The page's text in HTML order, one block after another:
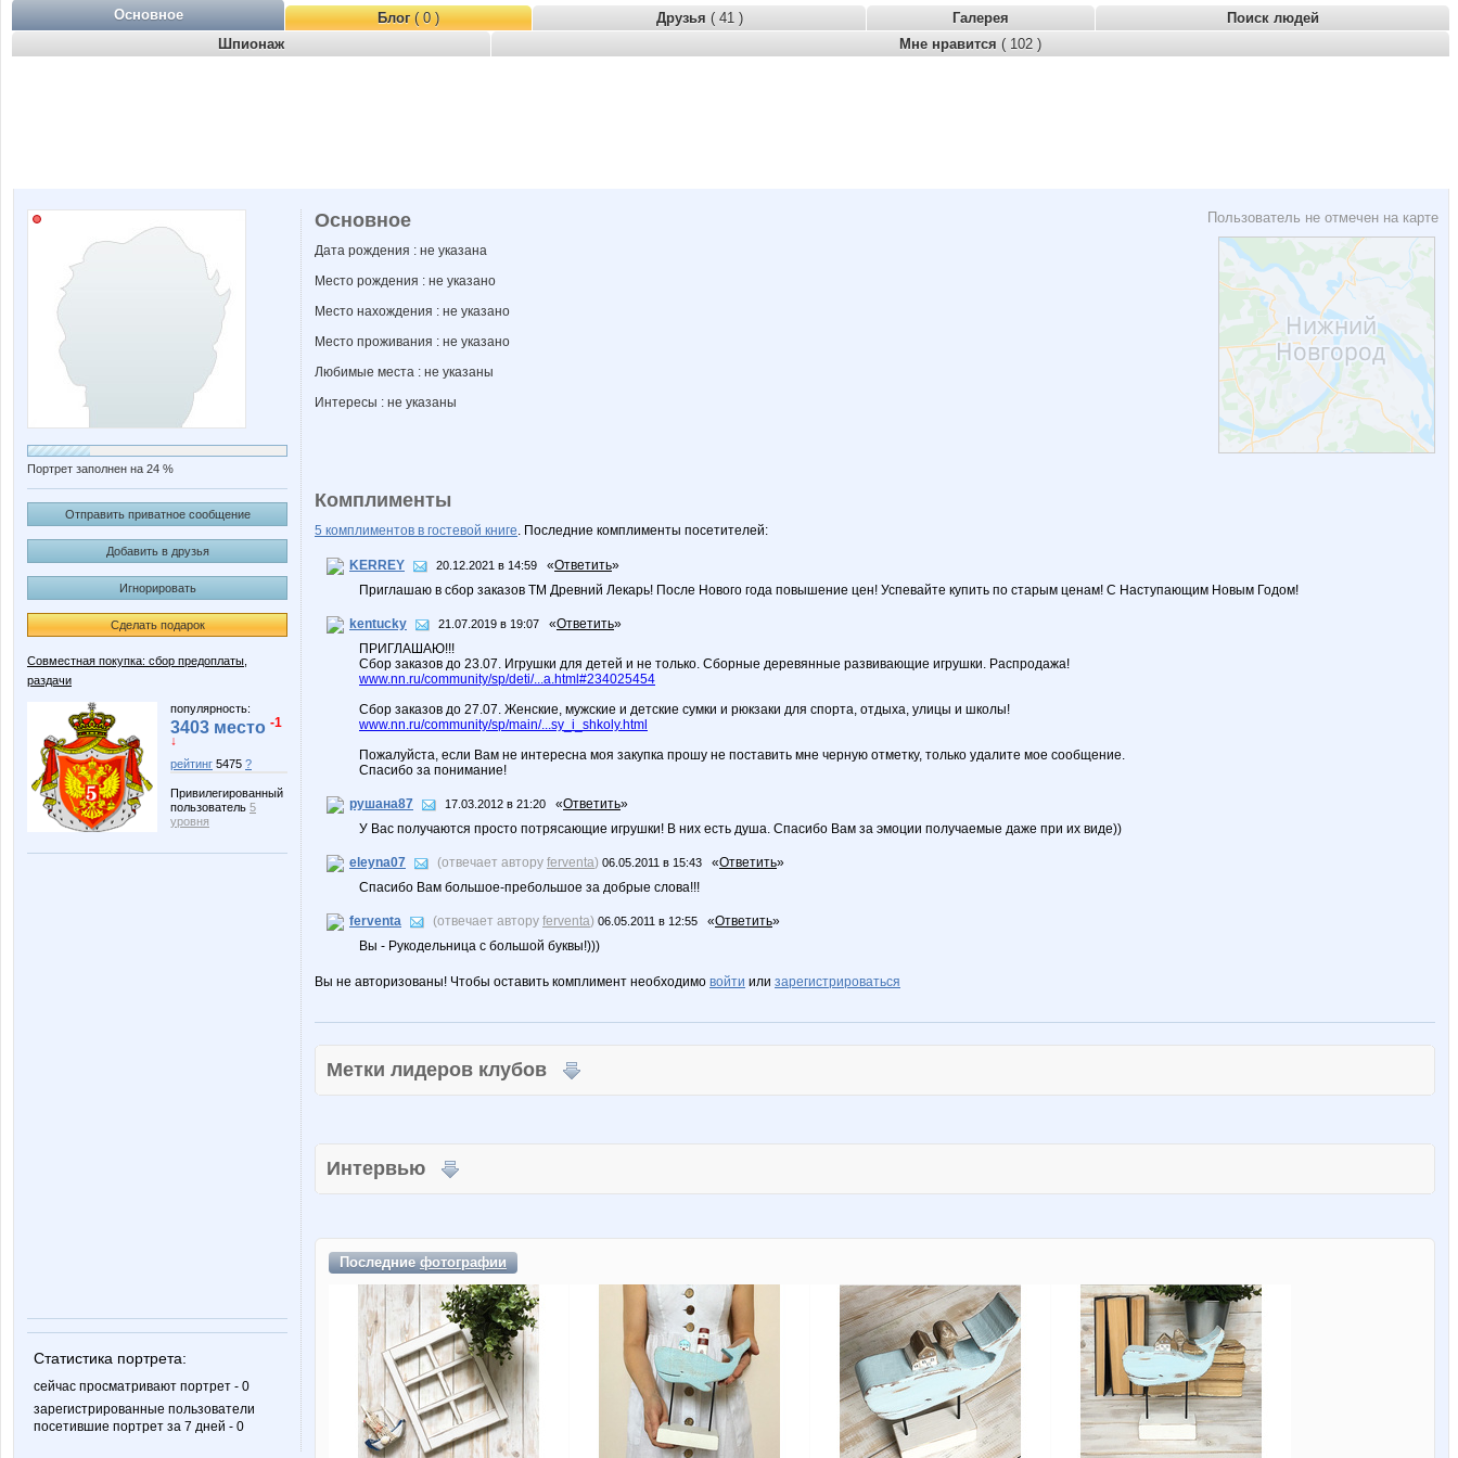
Основное Блог( 0 ) Друзья ( 41 ) Галерея
Поиск людей
Шпионаж
Мне нравится ( 102 )
Портрет заполнен на 24 %
Отправить приватное сообщение
Добавить в друзья
Игнорировать
Сделать подарок
Совместная покупка: сбор предоплаты,
раздачи
популярность:
3403 место -1
↓
рейтинг 5475 ?
Привилегированный
пользователь 5
уровня
Статистика портрета:
сейчас просматривают портрет - 0
зарегистрированные пользователи
посетившие портрет за 7 дней - 0
Пользователь не отмечен на карте
Основное
Дата рождения : не указана
Место рождения : не указано
Место нахождения : не указано
Место проживания : не указано
Любимые места : не указаны
Интересы : не указаны
Комплименты
5 комплиментов в гостевой книге. Последние комплименты посетителей:
KERREY 20.12.2021 в 14:59 «Ответить»
Приглашаю в сбор заказов ТМ Древний Лекарь! После Нового года повышение цен! Успевайте купить по старым ценам! С Наступающим Новым Годом!
kentucky 21.07.2019 в 19:07 «Ответить»
ПРИГЛАШАЮ!!!
Сбор заказов до 23.07. Игрушки для детей и не только. Сборные деревянные развивающие игрушки. Распродажа!
www.nn.ru/community/sp/deti/...a.html#234025454
Сбор заказов до 27.07. Женские, мужские и детские сумки и рюкзаки для спорта, отдыха, улицы и школы!
www.nn.ru/community/sp/main/...sy_i_shkoly.html
Пожалуйста, если Вам не интересна моя закупка прошу не поставить мне черную отметку, только удалите мое сообщение.
Спасибо за понимание!
рушана87 17.03.2012 в 21:20 «Ответить»
У Вас получаются просто потрясающие игрушки! В них есть душа. Спасибо Вам за эмоции получаемые даже при их виде))
eleyna07 (отвечает автору ferventa) 06.05.2011 в 15:43 «Ответить»
Спасибо Вам большое-пребольшое за добрые слова!!!
ferventa (отвечает автору ferventa) 06.05.2011 в 12:55 «Ответить»
Вы - Рукодельница с большой буквы!)))
Вы не авторизованы! Чтобы оставить комплимент необходимо войти или зарегистрироваться
Метки лидеров клубов
Интервью
Последниефотографии